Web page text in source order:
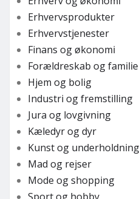
Erhvervsprodukter
Erhvervstjenester
Finans og økonomi
Forældreskab og familie
Hjem og bolig
Industri og fremstilling
Jura og lovgivning
Kæledyr og dyr
Kunst og underholdning
Mad og rejser
Mode og shopping
Sport og hobby